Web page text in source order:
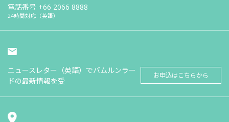
電話番号 +66 2066 8888
24時間対応（英語）
ニュースレター（英語）でバムルンラー
ドの最新情報を受
お申込はこちらから